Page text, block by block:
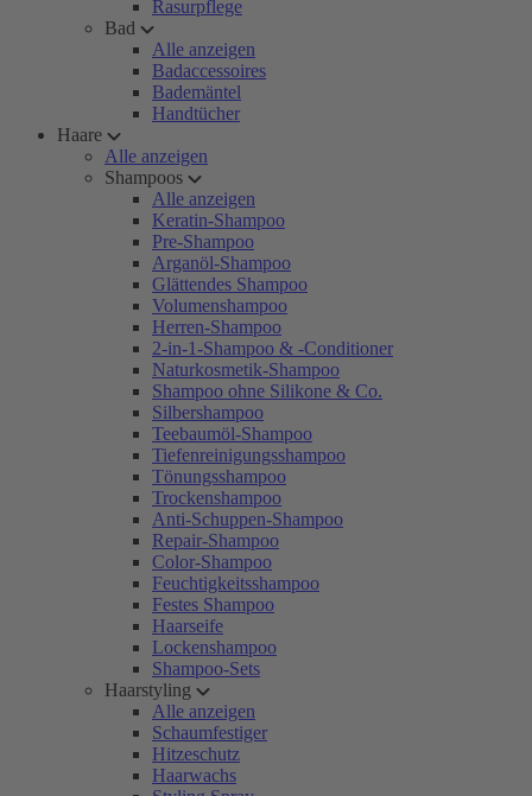
Rasurpflege
Bad
Alle anzeigen
Badaccessoires
Bademäntel
Handtücher
Haare
Alle anzeigen
Shampoos
Alle anzeigen
Keratin-Shampoo
Pre-Shampoo
Arganöl-Shampoo
Glättendes Shampoo
Volumenshampoo
Herren-Shampoo
2-in-1-Shampoo & -Conditioner
Naturkosmetik-Shampoo
Shampoo ohne Silikone & Co.
Silbershampoo
Teebaumöl-Shampoo
Tiefenreinigungsshampoo
Tönungsshampoo
Trockenshampoo
Anti-Schuppen-Shampoo
Repair-Shampoo
Color-Shampoo
Feuchtigkeitsshampoo
Festes Shampoo
Haarseife
Lockenshampoo
Shampoo-Sets
Haarstyling
Alle anzeigen
Schaumfestiger
Hitzeschutz
Haarwachs